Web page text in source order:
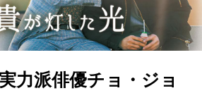
力派俳優チョ・ジョ